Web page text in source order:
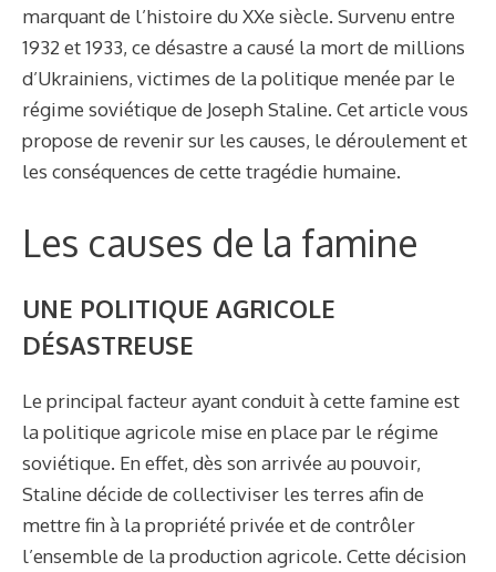
marquant de l’histoire du XXe siècle. Survenu entre
1932 et 1933, ce désastre a causé la mort de millions
d’Ukrainiens, victimes de la politique menée par le
régime soviétique de Joseph Staline. Cet article vous
propose de revenir sur les causes, le déroulement et
les conséquences de cette tragédie humaine.
Les causes de la famine
UNE POLITIQUE AGRICOLE
DÉSASTREUSE
Le principal facteur ayant conduit à cette famine est
la politique agricole mise en place par le régime
soviétique. En effet, dès son arrivée au pouvoir,
Staline décide de collectiviser les terres afin de
mettre fin à la propriété privée et de contrôler
l’ensemble de la production agricole. Cette décision